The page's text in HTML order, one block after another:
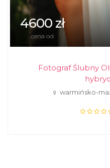
4600 zł
cena od
Fotograf Ślubny
warmińsko-